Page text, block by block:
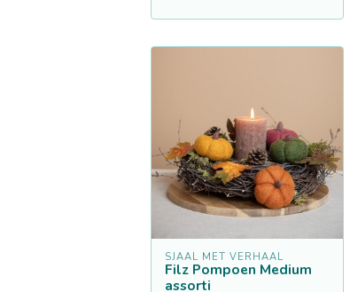
SJAAL MET VERHAAL
Filz Pompoen Medium
assorti